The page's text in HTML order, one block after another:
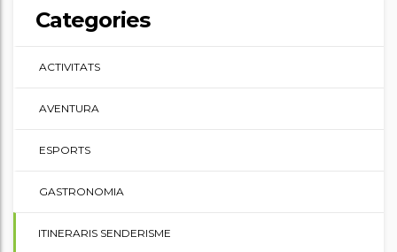
Categories
ACTIVITATS
AVENTURA
ESPORTS
GASTRONOMIA
ITINERARIS SENDERISME